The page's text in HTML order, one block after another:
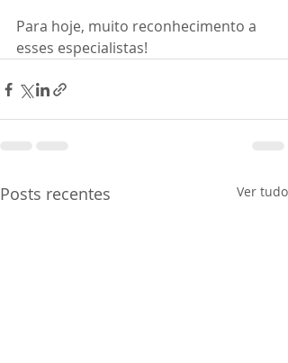
Para hoje, muito reconhecimento a
esses especialistas!
Posts recentes Ver tudo